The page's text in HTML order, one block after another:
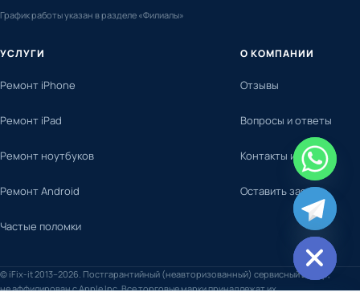
УСЛУГИ
Ремонт iPhone
Ремонт iPad
Ремонт ноутбуков
Ремонт Android
Частые поломки
О КОМПАНИИ
Отзывы
Вопросы и ответы
Контакты и адреса
Оставить заявку
График работы указан в разделе «Филиалы»
© iFix-it 2013–2026. Постгарантийный (неавторизованный) сервисный центр,
не аффилирован с Apple Inc. Все торговые марки принадлежат их
Hide
chaty